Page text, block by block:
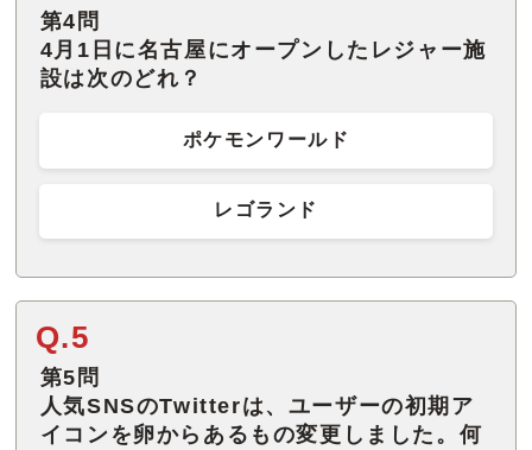
第4問
4月1日に名古屋にオープンしたレジャー施
設は次のどれ？
ポケモンワールド
レゴランド
Q.5
第5問
人気SNSのTwitterは、ユーザーの初期ア
イコンを卵からあるもの変更しました。何